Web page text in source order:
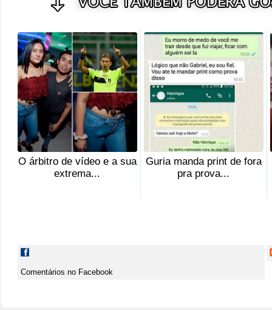
O árbitro de vídeo e a sua
extrema...
Guria manda print de fora
pra prova...
Comentários no Facebook